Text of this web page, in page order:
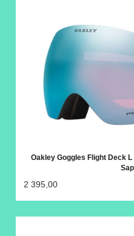
Oakley Goggles Flight Deck
2 395,00